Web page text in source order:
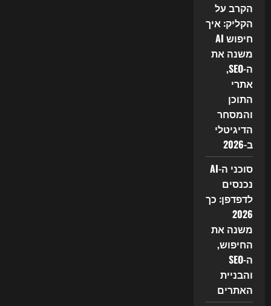
הקרב על
הקליק: איך
חיפוש AI
משנה את
ה-SEO,
אתרי
התוכן
והמסחר
הדיגיטלי
ב-2026
סוכני ה-AI
נכנסים
לדפדפן: כך
2026
משנה את
החיפוש,
ה-SEO
והבניית
האתרים